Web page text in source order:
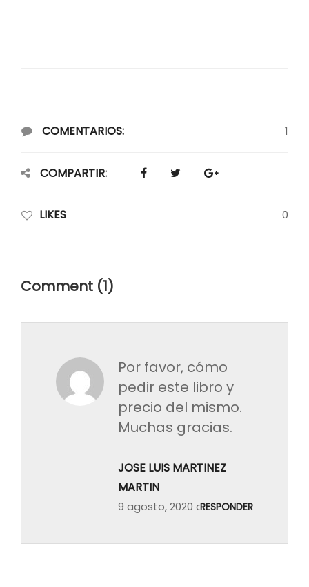
COMENTARIOS: 1
COMPARTIR:
LIKES 0
Comment (1)
Por favor, cómo
pedir este libro y
precio del mismo.
Muchas gracias.
JOSE LUIS MARTINEZ
MARTIN
9 agosto, 2020 at 5:28 pm
RESPONDER